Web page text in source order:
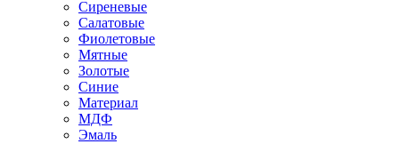
Сиреневые
Салатовые
Фиолетовые
Мятные
Золотые
Синие
Материал
МДФ
Эмаль